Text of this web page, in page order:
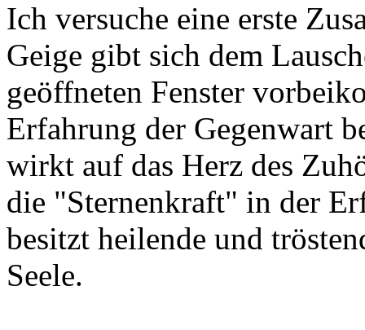
Ich versuche eine erste
Geige gibt sich dem
geöffneten Fenster
Erfahrung der Gegenwart
wirkt auf das Herz des
die "Sternenkraft" in der
besitzt heilende und
Seele.